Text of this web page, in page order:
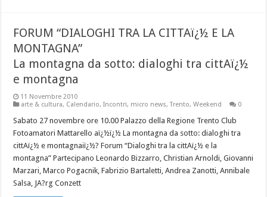
FORUM “DIALOGHI TRA LA CITTAï¿½ E LA
MONTAGNA”
La montagna da sotto: dialoghi tra cittAï¿½
e montagna
11 Novembre 2010
arte & cultura, Calendario,Incontri, micro news,Trento,Weekend 0
Sabato 27 novembre ore 10.00 Palazzo della Regione Trento Club
Fotoamatori Mattarello aï¿½ï¿½ La montagna da sotto: dialoghi tra
cittAï¿½ e montagnaiï¿½? Forum “Dialoghi tra la cittAï¿½ e la
montagna” Partecipano Leonardo Bizzarro, Christian Arnoldi, Giovanni
Marzari, Marco Pogacnik, Fabrizio Bartaletti, Andrea Zanotti, Annibale
Salsa, JA?rg Conzett